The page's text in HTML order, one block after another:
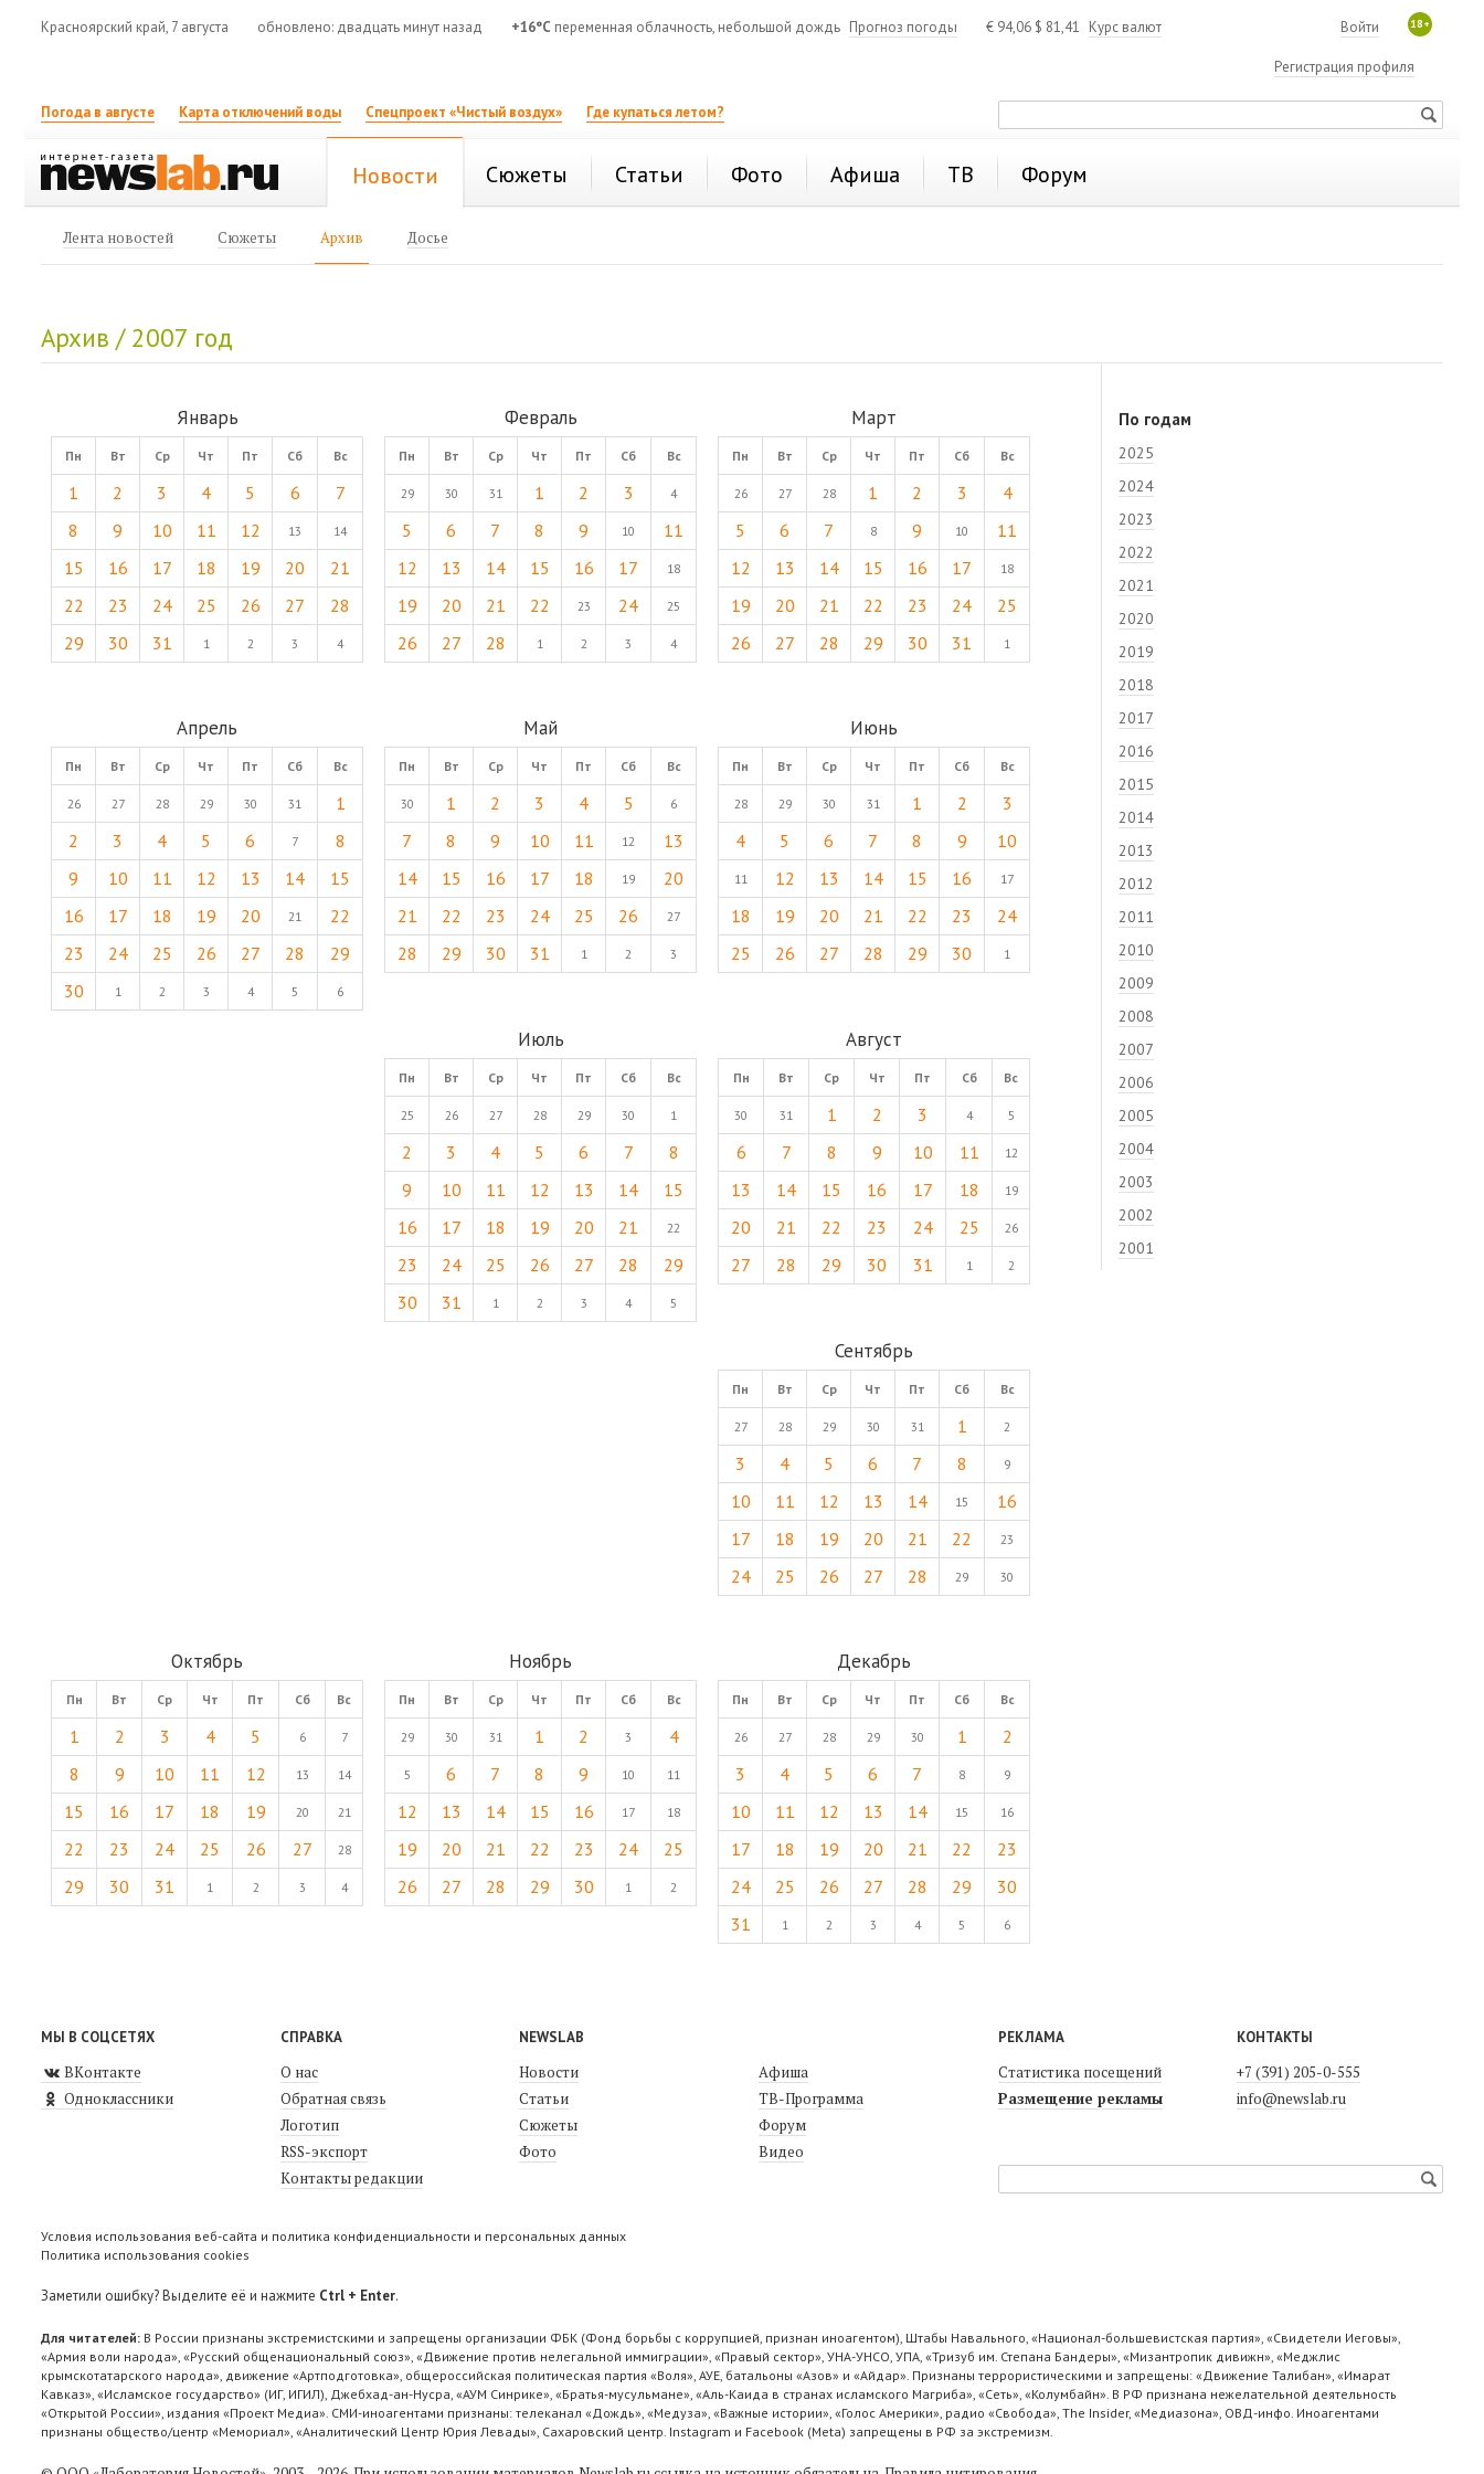
Красноярский край, 7 августа обновлено: двадцать минут назад +16°C переменная облачность, небольшой дождь Прогноз погоды € 94,06 $ 81,41 Курс валют 18+
Войти
Регистрация профиля
Погода в августе Карта отключений воды Спецпроект «Чистый воздух» Где купаться летом?
Новости Сюжеты Статьи Фото Афиша ТВ Форум
Лента новостей Сюжеты Архив Досье
Архив / 2007 год
Январь
Пн Вт Ср Чт Пт Сб Вс
1 2 3 4 5 6
7
8
9 10 11 12 13 14
15 16 17 18 19 20
21
22
23 24 25 26 27
28
29
30 31 1 2 3 4
Февраль
Пн Вт Ср Чт Пт Сб Вс
29 30 31 1 2 3 4
5 6 7 8 9 10
11
12
13 14 15 16 17 18
19 20 21 22 23 24 25
26 27 28 1 2 3 4
Март
Пн Вт Ср Чт Пт Сб Вс
26 27 28 1 2 3
4
5
6 7 8 9 10
11
12
13 14 15 16 17 18
19 20 21 22 23 24
25
26
27 28 29 30 31 1
Апрель
Пн Вт Ср Чт Пт Сб Вс
26 27 28 29 30 31
1
2
3 4 5 6 7
8
9
10 11 12 13 14
15
16
17 18 19 20 21
22
23
24 25 26 27 28
29
30
1 2 3 4 5 6
Май
Пн Вт Ср Чт Пт Сб Вс
30 1 2 3 4 5 6
7 8 9 10 11 12
13
14
15 16 17 18 19
20
21
22 23 24 25 26 27
28 29 30 31 1 2 3
Июнь
Пн Вт Ср Чт Пт Сб Вс
28 29 30 31 1 2
3
4
5 6 7 8 9 10
11 12 13 14 15 16 17
18 19 20 21 22 23
24
25
26 27 28 29 30 1
Июль
Пн Вт Ср Чт Пт Сб Вс
25 26 27 28 29 30 1
2 3 4 5 6 7
8
9
10 11 12 13 14
15
16
17 18 19 20 21 22
23 24 25 26 27 28
29
30
31 1 2 3 4 5
Август
Пн Вт Ср Чт Пт Сб Вс
30 31 1 2 3 4 5
6 7 8 9 10 11 12
13 14 15 16 17 18 19
20 21 22 23 24 25 26
27 28 29 30 31 1 2
Сентябрь
Пн Вт Ср Чт Пт Сб Вс
27 28 29 30 31 1 2
3 4 5 6 7 8 9
10 11 12 13 14 15
16
17
18 19 20 21 22 23
24 25 26 27 28 29 30
Октябрь
Пн Вт Ср Чт Пт Сб Вс
1 2 3 4 5 6 7
8 9 10 11 12 13 14
15 16 17 18 19 20 21
22 23 24 25 26 27 28
29 30 31 1 2 3 4
Ноябрь
Пн Вт Ср Чт Пт Сб Вс
29 30 31 1 2 3 4
5 6 7 8 9 10 11
12 13 14 15 16 17 18
19 20 21 22 23 24
25
26
27 28 29 30 1 2
Декабрь
Пн Вт Ср Чт Пт Сб Вс
26 27 28 29 30 1
2
3
4 5 6 7 8 9
10 11 12 13 14 15 16
17 18 19 20 21 22
23
24
25 26 27 28 29
30
31
1 2 3 4 5 6
По годам
2025
2024
2023
2022
2021
2020
2019
2018
2017
2016
2015
2014
2013
2012
2011
2010
2009
2008
2007
2006
2005
2004
2003
2002
2001
МЫ В СОЦСЕТЯХ
ВКонтакте
Одноклассники
СПРАВКА
О нас
Обратная связь
Логотип
RSS-экспорт
Контакты редакции
NEWSLAB
Новости
Статьи
Сюжеты
Фото
Афиша
ТВ-Программа
Форум
Видео
РЕКЛАМА
Статистика посещений
Размещение рекламы
КОНТАКТЫ
+7 (391) 205-0-555
info@newslab.ru
Условия использования веб-сайта и политика конфиденциальности и персональных данных
Политика использования cookies
Заметили ошибку? Выделите её и нажмите Ctrl + Enter.
Для читателей: В России признаны экстремистскими и запрещены организации ФБК (Фонд борьбы с коррупцией, признан иноагентом), Штабы Навального, «Национал-большевистская партия», «Свидетели Иеговы»,
«Армия воли народа», «Русский общенациональный союз», «Движение против нелегальной иммиграции», «Правый сектор», УНА-УНСО, УПА, «Тризуб им. Степана Бандеры», «Мизантропик дивижн», «Меджлис
крымскотатарского народа», движение «Артподготовка», общероссийская политическая партия «Воля», АУЕ, батальоны «Азов» и «Айдар». Признаны террористическими и запрещены: «Движение Талибан», «Имарат
Кавказ», «Исламское государство» (ИГ, ИГИЛ), Джебхад-ан-Нусра, «АУМ Синрике», «Братья-мусульмане», «Аль-Каида в странах исламского Магриба», «Сеть», «Колумбайн». В РФ признана нежелательной деятельность
«Открытой России», издания «Проект Медиа». СМИ-иноагентами признаны: телеканал «Дождь», «Медуза», «Важные истории», «Голос Америки», радио «Свобода», The Insider, «Медиазона», ОВД-инфо. Иноагентами
признаны общество/центр «Мемориал», «Аналитический Центр Юрия Левады», Сахаровский центр. Instagram и Facebook (Metа) запрещены в РФ за экстремизм.